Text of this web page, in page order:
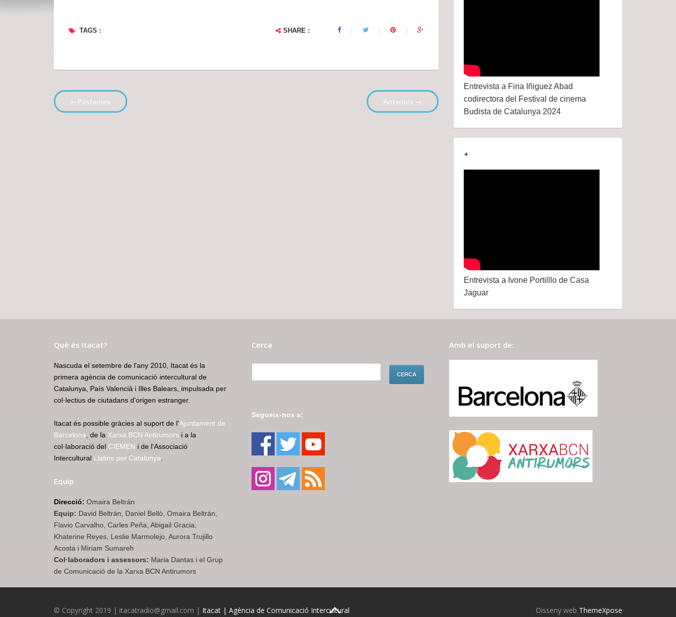
TAGS : SHARE :
←Posteriors Anteriors →
Entrevista a Fina Iñiguez Abad
codirectora del Festival de cinema
Budista de Catalunya 2024
+
Entrevista a Ivone Portilllo de Casa
Jaguar
Què és Itacat?
Nascuda el setembre de l'any 2010, Itacat és la
primera agència de comunicació intercultural de
Catalunya, País Valencià i Illes Balears, impulsada per
col·lectius de ciutadans d'origen estranger.
Itacat és possible gràcies al suport de l'Ajuntament de
Barcelona , de la Xarxa BCN Antirumors i a la
col·laboració del CIEMEN i de l'Associació
Intercultural Llatins per Catalunya
Equip
Direcció: Omaira Beltrán
Equip: David Beltrán, Daniel Bellò, Omaira Beltrán,
Flavio Carvalho, Carles Peña, Abigail Gracia,
Khaterine Reyes, Leslie Marmolejo, Aurora Trujillo
Acosta i Miriam Sumareh
Col·laboradors i assessors: Maria Dantas i el Grup
de Comunicació de la Xarxa BCN Antirumors
Cerca
Segueix-nos a:
Amb el suport de:
© Copyright 2019 | itacatradio@gmail.com | Itacat | Agència de Comunicació Intercultural Disseny web ThemeXpose
BACK TO TOP